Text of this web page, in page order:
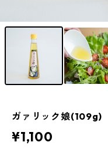
ガァリック娘(109g)
¥1,100